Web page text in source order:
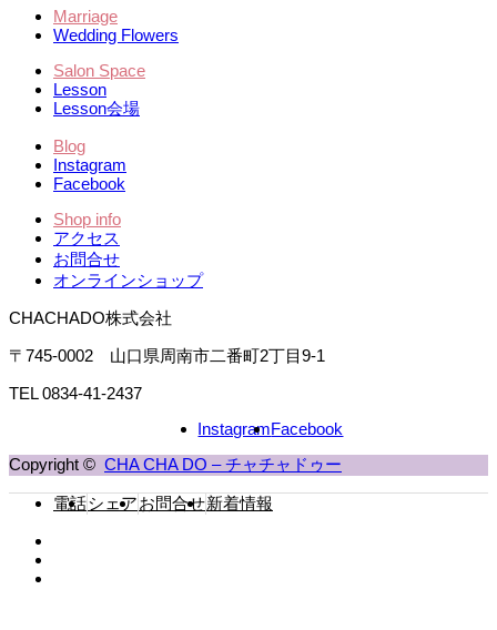
Marriage
Wedding Flowers
Salon Space
Lesson
Lesson会場
Blog
Instagram
Facebook
Shop info
アクセス
お問合せ
オンラインショップ
CHACHADO株式会社
〒745-0002 山口県周南市二番町2丁目9-1
TEL 0834-41-2437
Facebook
Instagram
Copyright © CHA CHA DO – チャチャドゥー
電話シェアお問合せ新着情報